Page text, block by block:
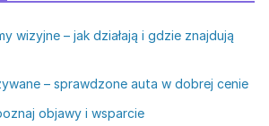
wizyjne – jak działają i gdzie znajdują
– sprawdzone auta w dobrej cenie
objawy i wsparcie